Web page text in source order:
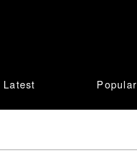
Latest Popular